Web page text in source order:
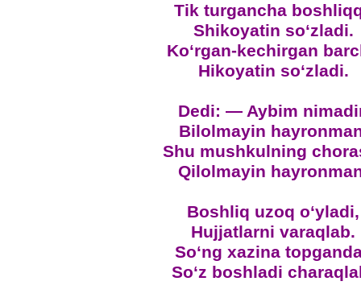
Tik turgancha
Shikoyatin so‘zladi.
Ko‘rgan-kechirgan
Hikoyatin so‘zladi.
Dedi: — Aybim
Bilolmayin
Shu mushkulning
Qilolmayin
Boshliq uzoq o‘yladi,
Hujjatlarni varaqlab.
So‘ng xazina
So‘z boshladi